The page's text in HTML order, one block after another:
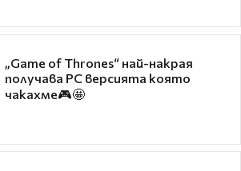
„Game of Thrones“ най-накрая
получава PC версията която
чакахме🎮🤩